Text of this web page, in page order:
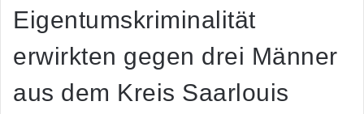
Eigentumskriminalität
erwirkten gegen drei Männer
aus dem Kreis Saarlouis